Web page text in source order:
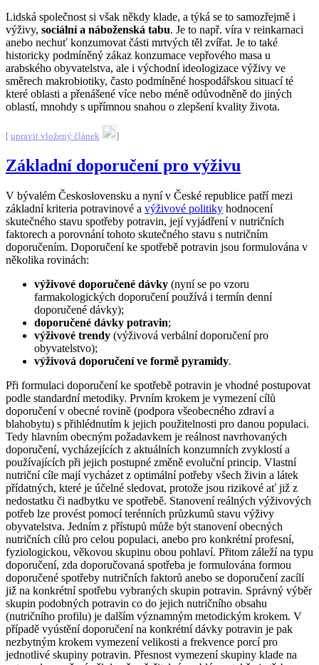
Lidská společnost si však někdy klade, a týká se to samozřejmě i
výživy, sociální a náboženská tabu. Je to např. víra v reinkarnaci
anebo nechuť konzumovat části mrtvých těl zvířat. Je to také
historicky podmíněný zákaz konzumace vepřového masa u
arabského obyvatelstva, ale i východní ideologizace výživy ve
směrech makrobiotiky, často podmíněné hospodářskou situací té
které oblasti a přenášené více nebo méně odůvodněně do jiných
oblastí, mnohdy s upřímnou snahou o zlepšení kvality života.
[ upravit vložený článek ]
Základní doporučení pro výživu
V bývalém Československu a nyní v České republice patří mezi
základní kriteria potravinové a výživové politiky hodnocení
skutečného stavu spotřeby potravin, její vyjádření v nutričních
faktorech a porovnání tohoto skutečného stavu s nutričním
doporučením. Doporučení ke spotřebě potravin jsou formulována v
několika rovinách:
výživové doporučené dávky (nyní se po vzoru
farmakologických doporučení používá i termín denní
doporučené dávky);
doporučené dávky potravin;
výživové trendy (výživová verbální doporučení pro
obyvatelstvo);
výživová doporučení ve formě pyramidy.
Při formulaci doporučení ke spotřebě potravin je vhodné postupovat
podle standardní metodiky. Prvním krokem je vymezení cílů
doporučení v obecné rovině (podpora všeobecného zdraví a
blahobytu) s přihlédnutím k jejich použitelnosti pro danou populaci.
Tedy hlavním obecným požadavkem je reálnost navrhovaných
doporučení, vycházejících z aktuálních konzumních zvyklostí a
používajících při jejich postupné změně evoluční princip. Vlastní
nutriční cíle mají vycházet z optimální potřeby všech živin a látek
přídatných, které je účelné sledovat, protože jsou rizikové ať již z
nedostatku či nadbytku ve spotřebě. Stanovení reálných výživových
potřeb lze provést pomocí terénních průzkumů stavu výživy
obyvatelstva. Jedním z přístupů může být stanovení obecných
nutričních cílů pro celou populaci, anebo pro konkrétní profesní,
fyziologickou, věkovou skupinu obou pohlaví. Přitom záleží na typu
doporučení, zda doporučovaná spotřeba je formulována formou
doporučené spotřeby nutričních faktorů anebo se doporučení zacílí
již na konkrétní spotřebu vybraných skupin potravin. Správný výběr
skupin podobných potravin co do jejich nutričního obsahu
(nutričního profilu) je dalším významným metodickým krokem. V
případě vyústění doporučení na konkrétní dávky potravin je pak
nezbytným krokem vymezení velikosti a frekvence porcí pro
jednotlivé skupiny potravin. Přesnost vymezení skupiny klade na